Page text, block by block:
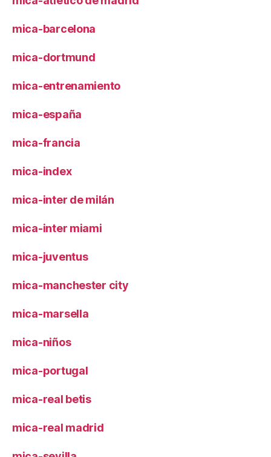
mica-barcelona
mica-dortmund
mica-entrenamiento
mica-españa
mica-francia
mica-index
mica-inter de milán
mica-inter miami
mica-juventus
mica-manchester city
mica-marsella
mica-niños
mica-portugal
mica-real betis
mica-real madrid